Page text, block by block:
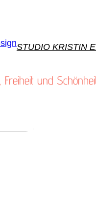
STUDIO KRISTIN
und